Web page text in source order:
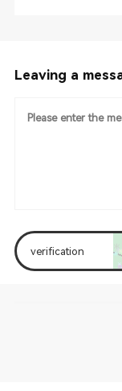
Leaving a